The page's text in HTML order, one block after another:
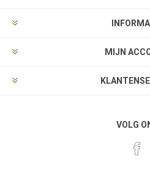
MIJN
VOLG